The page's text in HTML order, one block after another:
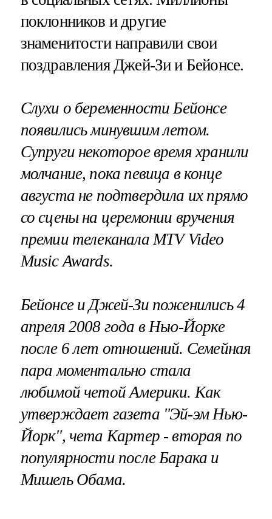
поклонников и другие
знаменитости направили свои
поздравления Джей-Зи и Бейонсе.
Слухи о беременности Бейонсе
появились минувшим летом.
Супруги некоторое время хранили
молчание, пока певица в конце
августа не подтвердила их прямо
со сцены на церемонии вручения
премии телеканала MTV Video
Music Awards.
Бейонсе и Джей-Зи поженились 4
апреля 2008 года в Нью-Йорке
после 6 лет отношений. Семейная
пара моментально стала
любимой четой Америки. Как
утверждает газета "Эй-эм Нью-
Йорк", чета Картер - вторая по
популярности после Барака и
Мишель Обама.